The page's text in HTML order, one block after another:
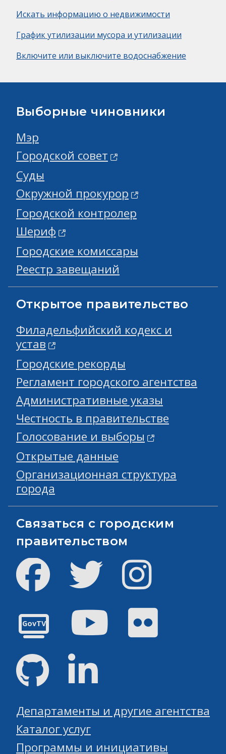
Искать информацию о недвижимости
График утилизации мусора и утилизации
Включите или выключите водоснабжение
Выборные чиновники
Мэр
Городской совет
Суды
Окружной прокурор
Городской контролер
Шериф
Городские комиссары
Реестр завещаний
Открытое правительство
Филадельфийский кодекс и
устав
Городские рекорды
Регламент городского агентства
Административные указы
Честность в правительстве
Голосование и выборы
Открытые данные
Организационная структура
города
Связаться с городским
правительством
Facebook Твиттер
GovTV
Youtube
GitHub
Департаменты и другие агентства
Каталог услуг
Программы и инициативы